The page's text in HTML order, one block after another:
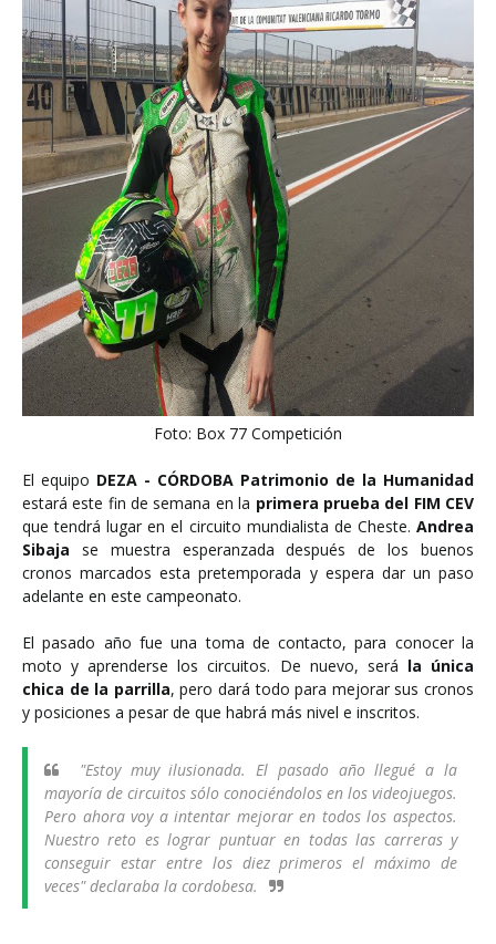
Foto: Box 77 Competición
El equipo DEZA - CÓRDOBA Patrimonio de la Humanidad
estará este fin de semana en la primera prueba del FIM CEV
que tendrá lugar en el circuito mundialista de Cheste. Andrea
Sibaja se muestra esperanzada después de los buenos
cronos marcados esta pretemporada y espera dar un paso
adelante en este campeonato.
El pasado año fue una toma de contacto, para conocer la
moto y aprenderse los circuitos. De nuevo, será la única
chica de la parrilla, pero dará todo para mejorar sus cronos
y posiciones a pesar de que habrá más nivel e inscritos.
"Estoy muy ilusionada. El pasado año llegué a la
mayoría de circuitos sólo conociéndolos en los videojuegos.
Pero ahora voy a intentar mejorar en todos los aspectos.
Nuestro reto es lograr puntuar en todas las carreras y
conseguir estar entre los diez primeros el máximo de
veces" declaraba la cordobesa.